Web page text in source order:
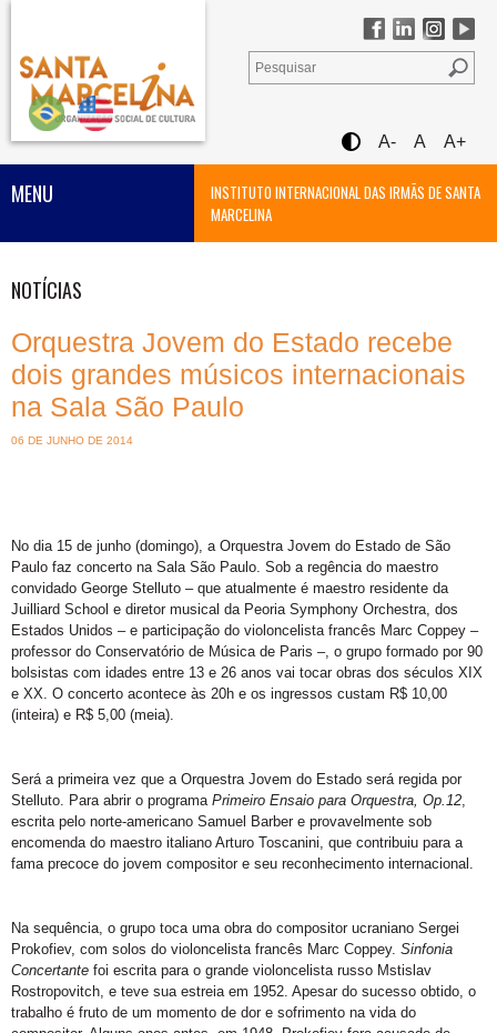
A- A A+
INSTITUTO INTERNACIONAL DAS IRMÃS DE SANTA
MARCELINA
MENU
NOTÍCIAS
Orquestra Jovem do Estado recebe
dois grandes músicos internacionais
na Sala São Paulo
06 DE JUNHO DE 2014
No dia 15 de junho (domingo), a Orquestra Jovem do Estado de São
Paulo faz concerto na Sala São Paulo. Sob a regência do maestro
convidado George Stelluto – que atualmente é maestro residente da
Juilliard School e diretor musical da Peoria Symphony Orchestra, dos
Estados Unidos – e participação do violoncelista francês Marc Coppey –
professor do Conservatório de Música de Paris –, o grupo formado por 90
bolsistas com idades entre 13 e 26 anos vai tocar obras dos séculos XIX
e XX. O concerto acontece às 20h e os ingressos custam R$ 10,00
(inteira) e R$ 5,00 (meia).
Será a primeira vez que a Orquestra Jovem do Estado será regida por
Stelluto. Para abrir o programa Primeiro Ensaio para Orquestra, Op.12,
escrita pelo norte-americano Samuel Barber e provavelmente sob
encomenda do maestro italiano Arturo Toscanini, que contribuiu para a
fama precoce do jovem compositor e seu reconhecimento internacional.
Na sequência, o grupo toca uma obra do compositor ucraniano Sergei
Prokofiev, com solos do violoncelista francês Marc Coppey. Sinfonia
Concertante foi escrita para o grande violoncelista russo Mstislav
Rostropovitch, e teve sua estreia em 1952. Apesar do sucesso obtido, o
trabalho é fruto de um momento de dor e sofrimento na vida do